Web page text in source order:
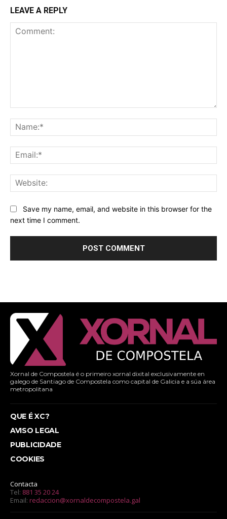
LEAVE A REPLY
Save my name, email, and website in this browser for the
next time I comment.
Xornal de Compostela é o primeiro xornal dixital exclusivamente en
galego de Santiago de Compostela como capital de Galicia e a súa área
metropolitana
QUE É XC?
AVISO LEGAL
PUBLICIDADE
COOKIES
Contacta
Tel: 881 35 20 24
Email: redaccion@xornaldecompostela.gal